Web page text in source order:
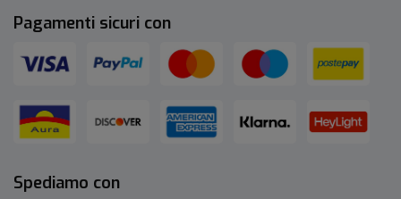
Pagamenti sicuri con
Spediamo con